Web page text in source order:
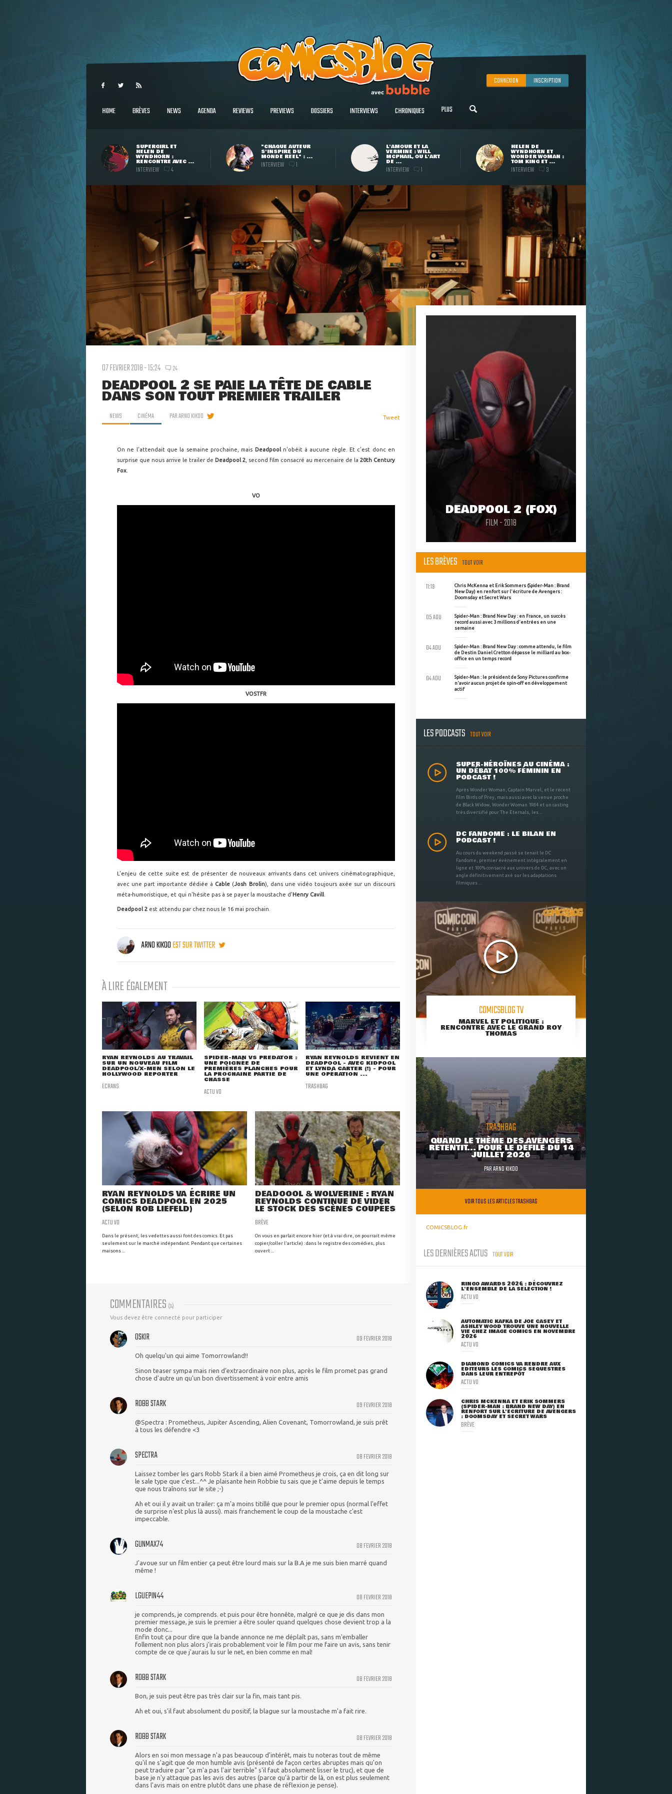
CONNEXION INSCRIPTION
HOME BRÈVES NEWS AGENDA REVIEWS PREVIEWS DOSSIERS INTERVIEWS CHRONIQUES PLUS
SUPERGIRL ET
HELEN DE
WYNDHORN :
RENCONTRE AVEC ...
INTERVIEW 4
"CHAQUE AUTEUR
S'INSPIRE DU
MONDE RÉEL" : ...
INTERVIEW 1
L'AMOUR ET LA
VERMINE : WILL
MCPHAIL, OU L'ART
DE ...
INTERVIEW 1
HELEN DE
WYNDHORN ET
WONDER WOMAN :
TOM KING ET ...
INTERVIEW 3
07 FEVRIER 2018 - 15:24 24
DEADPOOL 2 SE PAIE LA TÊTE DE CABLE
DANS SON TOUT PREMIER TRAILER
NEWS CINÉMA PARARNO KIKOO Tweet
On ne l'attendait que la semaine prochaine, mais Deadpool n'obéit à aucune règle. Et c'est donc en
surprise que nous arrive le trailer de Deadpool 2 , second film consacré au mercenaire de la 20th Century
Fox
VO
VOSTFR
L'enjeu de cette suite est de présenter de nouveaux arrivants dans cet univers cinématographique,
avec une part importante dédiée à Cable (Josh Brolin), dans une vidéo toujours axée sur un discours
méta-humoristique, et qui n'hésite pas à se payer la moustache d'Henry Cavill
Deadpool 2 est attendu par chez nous le 16 mai prochain.
ARNO KIKOOEST SUR TWITTER
À LIRE ÉGALEMENT
RYAN REYNOLDS AU TRAVAIL
SUR UN NOUVEAU FILM
DEADPOOL/X-MEN SELON LE
HOLLYWOOD REPORTER
ECRANS
SPIDER-MAN VS PREDATOR :
UNE POIGNÉE DE
PREMIÈRES PLANCHES POUR
LA PROCHAINE PARTIE DE
CHASSE
ACTU VO
RYAN REYNOLDS REVIENT EN
DEADPOOL - AVEC KIDPOOL
ET LYNDA CARTER (!) - POUR
UNE OPÉRATION ...
TRASHBAG
RYAN REYNOLDS VA ÉCRIRE UN
COMICS DEADPOOL EN 2025
(SELON ROB LIEFELD)
ACTU VO
Dans le présent, les vedettes aussi font des comics. Et pas
seulement sur le marché indépendant. Pendant que certaines
maisons ...
DEADOOOL & WOLVERINE : RYAN
REYNOLDS CONTINUE DE VIDER
LE STOCK DES SCÈNES COUPÉES
BRÈVE
On vous en parlait encore hier (et à vrai dire, on pourrait même
copier/coller l'article) : dans le registre des comédies, plus
ouvert ...
COMMENTAIRES (24)
Vous devez être connecté pour participer
09 FEVRIER 2018
OSKIR
Oh quelqu'un qui aime Tomorrowland!!
Sinon teaser sympa mais rien d’extraordinaire non plus, après le film promet pas grand
chose d'autre un qu'un bon divertissement à voir entre amis
09 FEVRIER 2018
ROBB STARK
@Spectra : Prometheus, Jupiter Ascending, Alien Covenant, Tomorrowland, je suis prêt
à tous les défendre <3
08 FEVRIER 2018
SPECTRA
Laissez tomber les gars Robb Stark il a bien aimé Prometheus je crois, ça en dit long sur
le sale type que c'est...^^ Je plaisante hein Robbie tu sais que je t'aime depuis le temps
que nous traînons sur le site ;-)
Ah et oui il y avait un trailer: ça m'a moins titillé que pour le premier opus (normal l'effet
de surprise n'est plus là aussi). mais franchement le coup de la moustache c'est
impeccable.
08 FEVRIER 2018
GUNMAX74
J'avoue sur un film entier ça peut être lourd mais sur la B.A je me suis bien marré quand
même !
08 FEVRIER 2018
LGUEPIN44
je comprends, je comprends. et puis pour être honnête, malgré ce que je dis dans mon
premier message, je suis le premier a être souler quand quelques chose devient trop a la
mode donc...
Enfin tout ça pour dire que la bande annonce ne me déplaît pas, sans m'emballer
follement non plus alors j'irais probablement voir le film pour me faire un avis, sans tenir
compte de ce que j'aurais lu sur le net, en bien comme en mal!
08 FEVRIER 2018
ROBB STARK
Bon, je suis peut être pas très clair sur la fin, mais tant pis.
Ah et oui, s'il faut absolument du positif, la blague sur la moustache m'a fait rire.
08 FEVRIER 2018
ROBB STARK
Alors en soi mon message n'a pas beaucoup d'intérêt, mais tu noteras tout de même
qu'il ne s'agit que de mon humble avis (présenté de façon certes abruptes mais qu'on
peut traduire par "ça m'a pas l'air terrible" s'il faut absolument lisser le truc), et que de
base je n'y attaque pas les avis des autres (parce qu'à partir de là, on est plus seulement
dans l'avis mais on entre plutôt dans une phase de réflexion je pense).
DEADPOOL 2 (FOX)
FILM - 2018
LES BRÈVES TOUT VOIR
Chris McKenna et Erik Sommers (Spider-Man : Brand
New Day) en renfort sur l'écriture de Avengers :
Doomsday et Secret Wars
11:19
Spider-Man : Brand New Day : en France, un succès
record aussi avec 3 millions d'entrées en une
semaine
05 AOU
Spider-Man : Brand New Day : comme attendu, le film
de Destin Daniel Cretton dépasse le milliard au box-
office en un temps record
04 AOU
Spider-Man : le président de Sony Pictures confirme
n'avoir aucun projet de spin-off en développement
actif
04 AOU
LES PODCASTS TOUT VOIR
SUPER-HÉROÏNES AU CINÉMA :
UN DÉBAT 100% FÉMININ EN
PODCAST !
Après Wonder Woman, Captain Marvel, et le récent
film Birds of Prey, mais aussi avec la venue proche
de Black Widow, Wonder Woman 1984 et un casting
très diversifié pour The Eternals, les ...
DC FANDOME : LE BILAN EN
PODCAST !
Au cours du weekend passé se tenait le DC
Fandome, premier évènement intégralement en
ligne et 100% consacré aux univers de DC, avec un
angle définitivement axé sur les adaptations
filmiques ...
COMICSBLOG TV
MARVEL ET POLITIQUE :
RENCONTRE AVEC LE GRAND ROY
THOMAS
TRASHBAG
QUAND LE THÈME DES AVENGERS
RETENTIT... POUR LE DÉFILÉ DU 14
JUILLET 2026
PARARNO KIKOO
VOIR TOUS LES ARTICLES TRASHBAG
COMICSBLOG.fr
LES DERNIÈRES ACTUS TOUT VOIR
RINGO AWARDS 2026 : DÉCOUVREZ
L'ENSEMBLE DE LA SÉLECTION !
ACTU VO
AUTOMATIC KAFKA DE JOE CASEY ET
ASHLEY WOOD TROUVE UNE NOUVELLE
VIE CHEZ IMAGE COMICS EN NOVEMBRE
2026
ACTU VO
DIAMOND COMICS VA RENDRE AUX
ÉDITEURS LES COMICS SÉQUESTRÉS
DANS LEUR ENTREPÔT
ACTU VO
CHRIS MCKENNA ET ERIK SOMMERS
(SPIDER-MAN : BRAND NEW DAY) EN
RENFORT SUR L'ÉCRITURE DE AVENGERS
: DOOMSDAY ET SECRET WARS
BRÈVE